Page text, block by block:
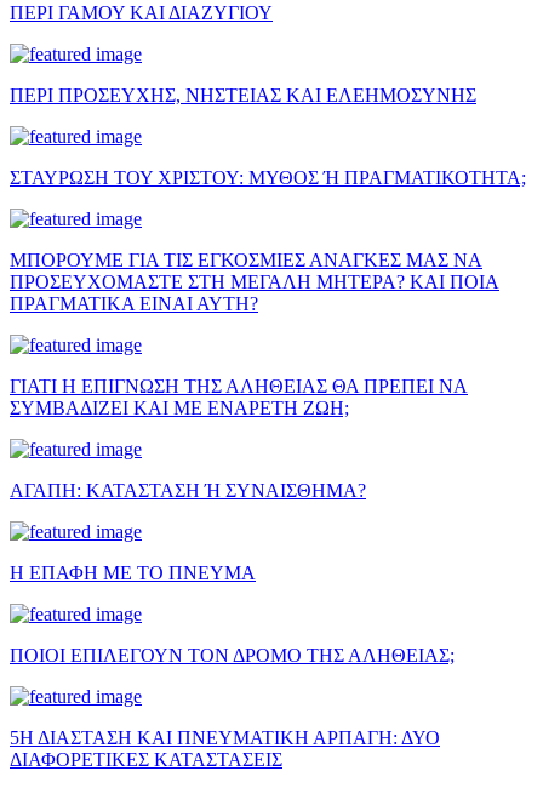
ΠΕΡΙ ΓΑΜΟΥ ΚΑΙ ΔΙΑΖΥΓΙΟΥ
ΠΕΡΙ ΠΡΟΣΕΥΧΗΣ, ΝΗΣΤΕΙΑΣ ΚΑΙ ΕΛΕΗΜΟΣΥΝΗΣ
ΣΤΑΥΡΩΣΗ ΤΟΥ ΧΡΙΣΤΟΥ: ΜΥΘΟΣ Ή ΠΡΑΓΜΑΤΙΚΟΤΗΤΑ;
ΜΠΟΡΟΥΜΕ ΓΙΑ ΤΙΣ ΕΓΚΟΣΜΙΕΣ ΑΝΑΓΚΕΣ ΜΑΣ ΝΑ
ΠΡΟΣΕΥΧΟΜΑΣΤΕ ΣΤΗ ΜΕΓΑΛΗ ΜΗΤΕΡΑ? ΚΑΙ ΠΟΙΑ
ΠΡΑΓΜΑΤΙΚΑ ΕΙΝΑΙ ΑΥΤΗ?
ΓΙΑΤΙ Η ΕΠΙΓΝΩΣΗ ΤΗΣ ΑΛΗΘΕΙΑΣ ΘΑ ΠΡΕΠΕΙ ΝΑ
ΣΥΜΒΑΔΙΖΕΙ ΚΑΙ ΜΕ ΕΝΑΡΕΤΗ ΖΩΗ;
ΑΓΑΠΗ: ΚΑΤΑΣΤΑΣΗ Ή ΣΥΝΑΙΣΘΗΜΑ?
Η ΕΠΑΦΗ ΜΕ ΤΟ ΠΝΕΥΜΑ
ΠΟΙΟΙ ΕΠΙΛΕΓΟΥΝ ΤΟΝ ΔΡΟΜΟ ΤΗΣ ΑΛΗΘΕΙΑΣ;
5Η ΔΙΑΣΤΑΣΗ ΚΑΙ ΠΝΕΥΜΑΤΙΚΗ ΑΡΠΑΓΗ: ΔΥΟ
ΔΙΑΦΟΡΕΤΙΚΕΣ ΚΑΤΑΣΤΑΣΕΙΣ